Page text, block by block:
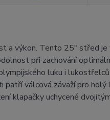
a výkon. Tento 25" střed je
při zachování
luku i
válcová závaží pro holý
klapačky uchycené